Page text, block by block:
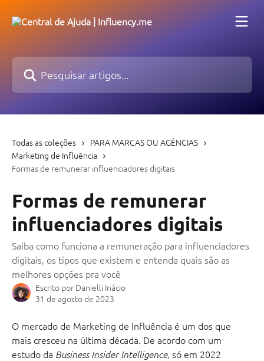
Pesquisar artigos...
Todas as coleções
PARA MARCAS OU AGÊNCIAS
Marketing de Influência
Formas de remunerar influenciadores digitais
Formas de remunerar
influenciadores digitais
Saiba como funciona a remuneração para influenciadores
digitais, os tipos que existem e entenda quais são as
melhores opções pra você
Escrito por Danielli Inácio
31 de agosto de 2023
O mercado de Marketing de Influência é um dos que
mais cresceu na última década. De acordo com um
estudo da Business Insider Intelligence, só em 2022